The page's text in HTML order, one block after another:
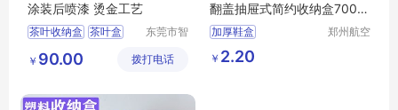
涂装后喷漆 烫金工艺
茶叶收纳盒 茶叶盒
多功能茶叶盒
东莞市智
限公司
￥ 90.00 拨打电话
翻盖抽屉式简约收纳盒700毫
升
加厚鞋盒
收纳盒
郑州航空
￥ 2.20